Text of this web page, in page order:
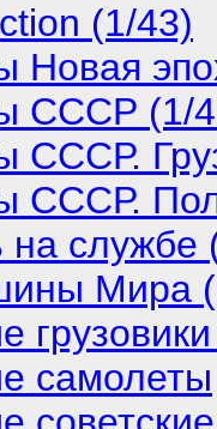
(1/43)
Новая
СССР (1/
СССР.
СССР.
на службе
Мира
самолеты